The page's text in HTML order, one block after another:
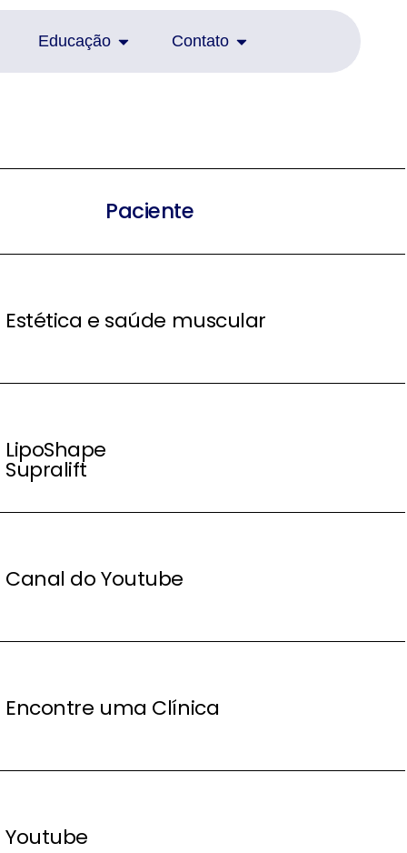
Educação Contato
Paciente
Estética e saúde muscular
LipoShape
Supralift
Canal do Youtube
Encontre uma Clínica
Youtube